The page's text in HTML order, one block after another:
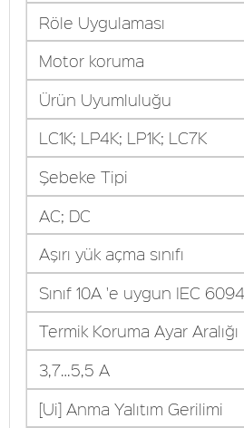
Röle Uygulaması
Motor koruma
Ürün Uyumluluğu
LC1K; LP4K; LP1K; LC7K
Şebeke Tipi
AC; DC
Aşırı yük açma sınıfı
Sınıf 10A 'e uygun IEC
Termik Koruma Ayar Aralığı
3,7…5,5 A
[Ui] Anma Yalıtım Gerilimi